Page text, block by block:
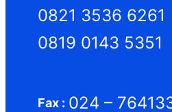
0821 3536 6261
0819 0143 5351
Fax : 024 –